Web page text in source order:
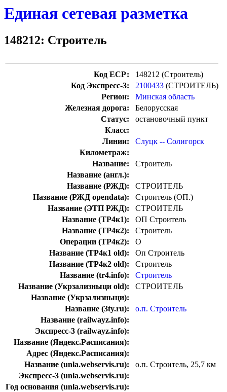
Единая сетевая разметка
148212: Строитель
Код ЕСР:
148212 (Строитель)
Код Экспресс-3:
2100433 (СТРОИТЕЛЬ)
Регион:
Минская область
Железная дорога:
Белорусская
Статус:
остановочный пункт
Класс:
Линии:
Слуцк -- Солигорск
Километраж:
Название:
Строитель
Название (англ.):
Название (РЖД):
СТРОИТЕЛЬ
Название (РЖД opendata):
Строитель (ОП.)
Название (ЭТП РЖД):
СТРОИТЕЛЬ
Название (ТР4к1):
ОП Строитель
Название (ТР4к2):
Строитель
Операции (ТР4к2):
О
Название (ТР4к1 old):
Оп Строитель
Название (ТР4к2 old):
Строитель
Название (tr4.info):
Строитель
Название (Укрзализныци old):
СТРОИТЕЛЬ
Название (Укрзализныци):
Название (3ty.ru):
о.п. Строитель
Название (railwayz.info):
Экспресс-3 (railwayz.info):
Название (Яндекс.Расписания):
Адрес (Яндекс.Расписания):
Название (unla.webservis.ru):
о.п. Строитель, 25,7 км
Экспресс-3 (unla.webservis.ru):
Год основания (unla.webservis.ru):